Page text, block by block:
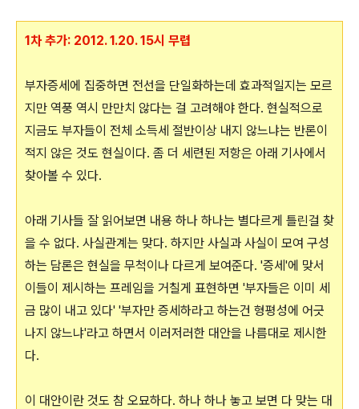
1차 추가: 2012. 1.20. 15시 무렵
부자증세에 집중하면 전선을 단일화하는데 효과적일지는 모르
지만 역풍 역시 만만치 않다는 걸 고려해야 한다. 현실적으로
지금도 부자들이 전체 소득세 절반이상 내지 않느냐는 반론이
적지 않은 것도 현실이다. 좀 더 세련된 저항은 아래 기사에서
찾아볼 수 있다.
아래 기사들 잘 읽어보면 내용 하나 하나는 별다르게 틀린걸 찾
을 수 없다. 사실관계는 맞다. 하지만 사실과 사실이 모여 구성
하는 담론은 현실을 무척이나 다르게 보여준다. '증세'에 맞서
이들이 제시하는 프레임을 거칠게 표현하면 '부자들은 이미 세
금 많이 내고 있다' '부자만 증세하라고 하는건 형평성에 어긋
나지 않느냐'라고 하면서 이러저러한 대안을 나름대로 제시한
다.
이 대안이란 것도 참 오묘하다. 하나 하나 놓고 보면 다 맞는 대